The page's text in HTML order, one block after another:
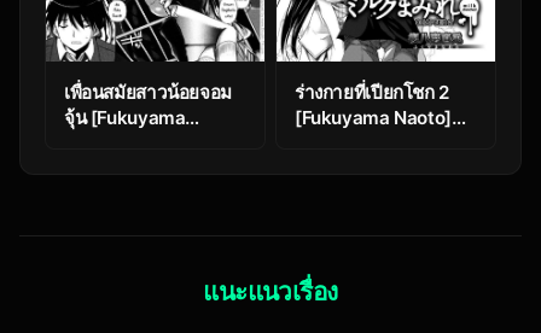
เพื่อนสมัยสาวน้อยจอม
จุ้น [Fukuyama
ร่างกายที่เปียกโชก 2
[Fukuyama Naoto]
แนะแนวเรื่อง